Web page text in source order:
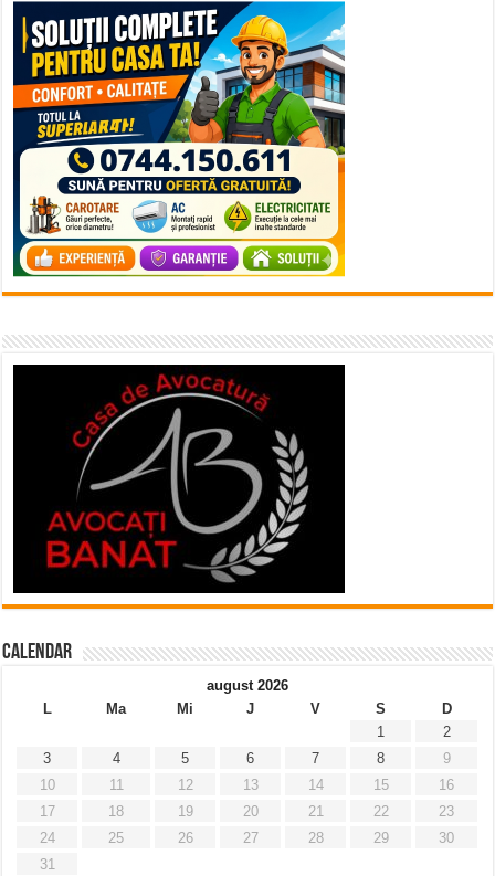
Calendar
august 2026
L
Ma Mi J V S
D
1
2
3
4 5 6 7 8
9
10
11 12 13 14 15
16
17
18 19 20 21 22
23
24
25 26 27 28 29
30
31